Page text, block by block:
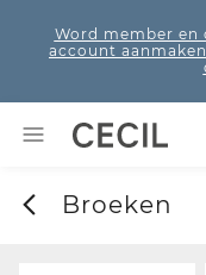
Word member en
account aanmaken
Broeken